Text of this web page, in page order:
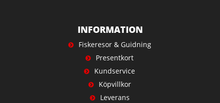
INFORMATION
Fiskeresor & Guidning
Presentkort
Kundservice
Köpvillkor
Leverans